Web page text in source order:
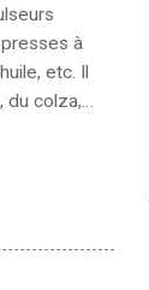
à
etc. Il
du colza,
à
de
pression